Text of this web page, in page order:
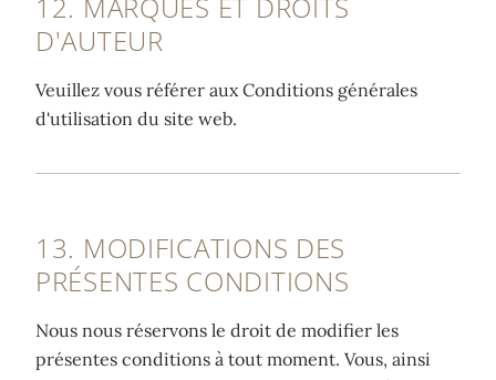
D'AUTEUR
Veuillez vous référer aux Conditions générales
d'utilisation du site web.
13. MODIFICATIONS DES
PRÉSENTES CONDITIONS
Nous nous réservons le droit de modifier les
présentes conditions à tout moment. Vous, ainsi